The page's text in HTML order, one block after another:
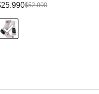
$52.990
25.990